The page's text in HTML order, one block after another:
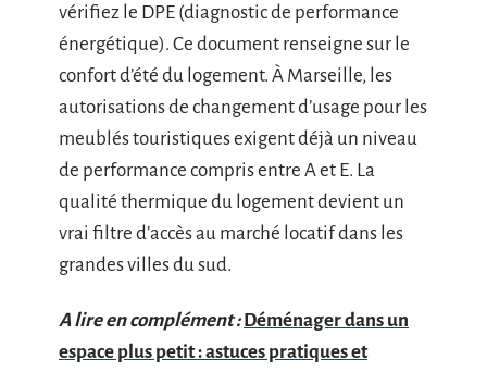
vérifiez le DPE (diagnostic de performance
énergétique). Ce document renseigne sur le
confort d’été du logement. À Marseille, les
autorisations de changement d’usage pour les
meublés touristiques exigent déjà un niveau
de performance compris entre A et E. La
qualité thermique du logement devient un
vrai filtre d’accès au marché locatif dans les
grandes villes du sud.
A lire en complément : Déménager dans un
espace plus petit : astuces pratiques et